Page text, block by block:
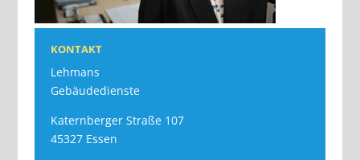
KONTAKT
Lehmans
Gebäudedienste
Katernberger Straße 107
45327 Essen